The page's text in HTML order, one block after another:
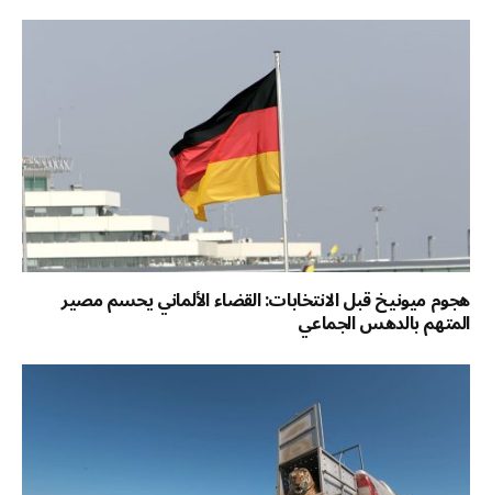
هجوم ميونيخ قبل الانتخابات: القضاء الألماني يحسم مصير
المتهم بالدهس الجماعي